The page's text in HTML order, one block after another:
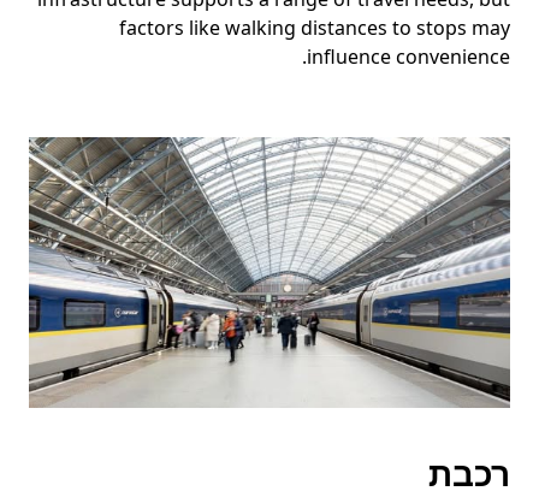
factors like walking distances to stops may
influence convenience.
רכבת